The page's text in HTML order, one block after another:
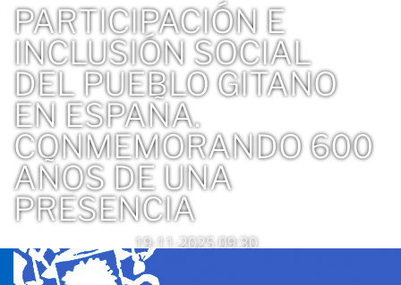
PARTICIPACIÓN E
INCLUSIÓN SOCIAL
DEL PUEBLO GITANO
EN ESPAÑA.
CONMEMORANDO 600
AÑOS DE UNA
PRESENCIA
19-11-2025 09:30